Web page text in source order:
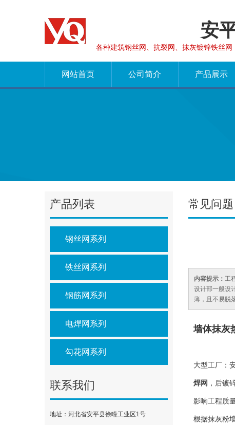
安
各种建筑钢丝网、抗裂网、抹灰镀锌铁丝
网站首页 公司简介 产品展示
产品列表
钢丝网系列
铁丝网系列
钢筋网系列
电焊网系列
勾花网系列
联系我们
地址：河北省安平县徐疃工业区1号
常见问题
内容提示： 工
设计部一般设
薄，且不易脱
墙体抹灰
大型工厂：
焊网 ，后镀
影响工程质
根据抹灰粉